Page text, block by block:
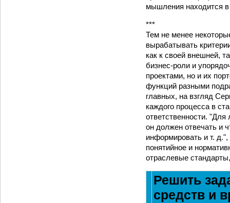
мышления находится
***
Тем не менее
вырабатывать
как к своей внешней,
бизнес-роли и
проектами, но и их
функций разными
главных, на взгляд
каждого процесса в
ответственности.
он должен отвечать и
информировать и т.
понятийное и
отраслевые
Решить
средств и